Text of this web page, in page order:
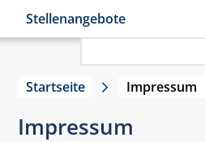
Stellenangebote
Startseite Impressum
Impressum